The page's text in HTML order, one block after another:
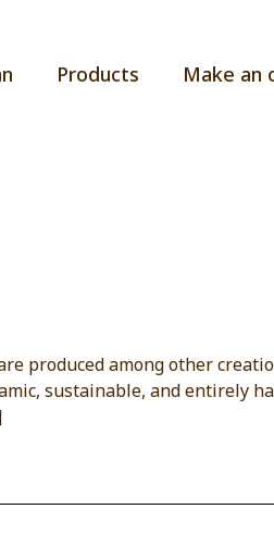
Products Make an
produced among other
sustainable, and entirely